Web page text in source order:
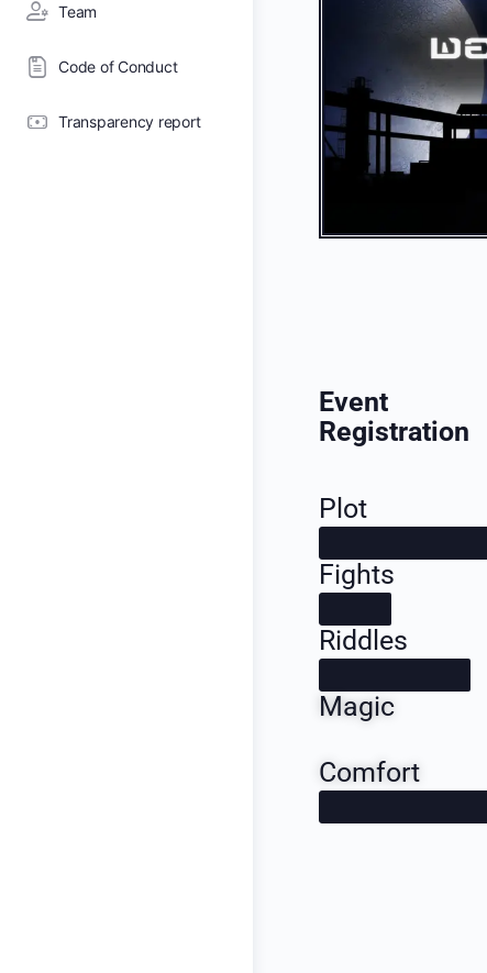
Team
Code of Conduct
Transparency report
Event
Registration
Plot
Fights
Riddles
Magic
Comfort